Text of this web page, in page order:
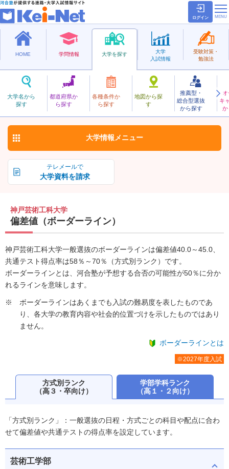
ログイン
HOME 学問情報 大学を探す
大学名から
探す
都道府県か
ら探す
各種条件か
ら探す
地図から探
す
推薦型・
総合型選抜
から探す
キ
か
大学
入試情報
受験対策・
勉強法
私立
こうべげいじゅつこうか
神戸芸術工科大学 お気に入り
テレメールで
大学資料を請求
大学情報 メニュー
神戸芸術工科大学
偏差値（ボーダーライン）
神戸芸術工科大学一般選抜のボーダーラインは偏差値40.0～45.0、
共通テスト得点率は58％～70％（方式別ランク）です。
ボーダーラインとは、河合塾が予想する合否の可能性が50％に分か
れるラインを意味します。
ボーダーラインはあくまでも入試の難易度を表したものであ
り、各大学の教育内容や社会的位置づけを示したものではあり
ません。
ボーダーラインとは
※2027年度入試
方式別ランク
（高３・卒向け）
学部学科ランク
（高１・２向け）
「方式別ランク」：一般選抜の日程・方式ごとの科目や配点に合わ
せて偏差値や共通テストの得点率を設定しています。
芸術工学部